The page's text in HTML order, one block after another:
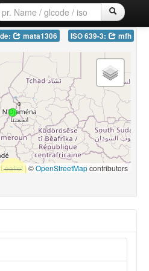
mata1306 ISO 639-3: mfh
|©OpenStreetMapcontributors